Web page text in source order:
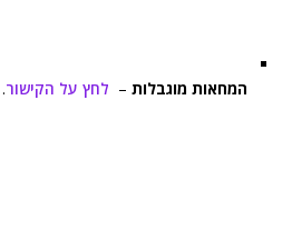
המחאות מוגבלות – לחץ על הקישור.